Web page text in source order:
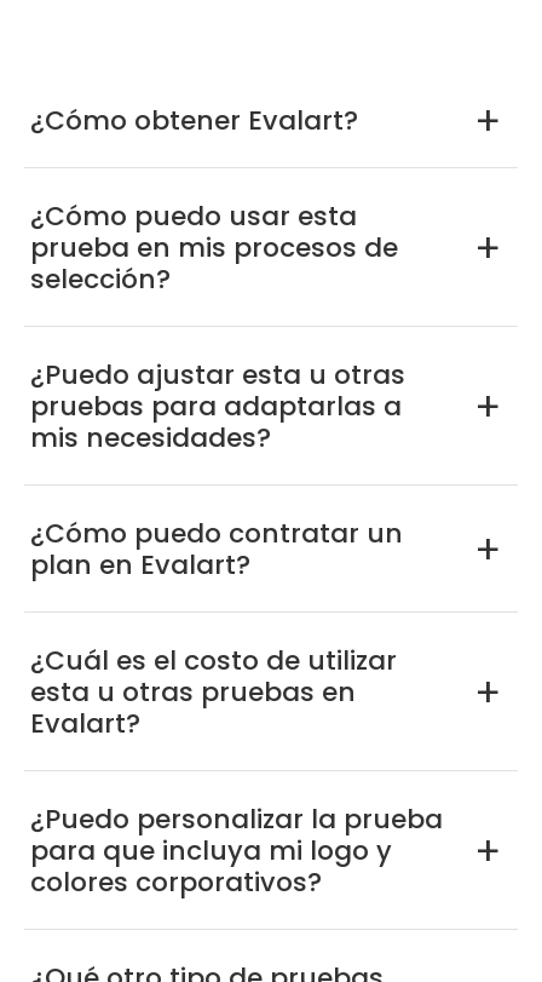
a
¿Cómo obtener Evalart?
a
¿Cómo puedo usar esta
prueba en mis procesos de
selección?
a
¿Puedo ajustar esta u otras
pruebas para adaptarlas a
mis necesidades?
a
¿Cómo puedo contratar un
plan en Evalart?
a
¿Cuál es el costo de utilizar
esta u otras pruebas en
Evalart?
a
¿Puedo personalizar la prueba
para que incluya mi logo y
colores corporativos?